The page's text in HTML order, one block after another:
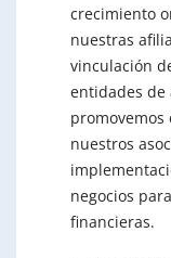
crecimiento
nuestras
vinculación
entidades de
nuestros
negocios
financieras.